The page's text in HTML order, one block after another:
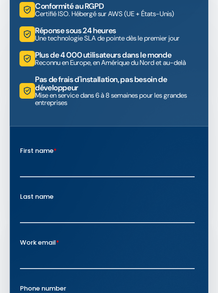
Conformité au RGPD
Certifié ISO. Hébergé sur AWS (UE + États-Unis)
Réponse sous 24 heures
Une technologie SLA de pointe dès le premier jour
Plus de 4 000 utilisateurs dans le monde
Reconnu en Europe, en Amérique du Nord et au-delà
Pas de frais d'installation, pas besoin de
développeur
Mise en service dans 6 à 8 semaines pour les grandes
entreprises